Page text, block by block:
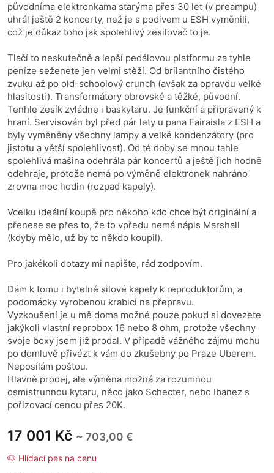
17 001 Kč ~ 703,00 €
🐶 Hlídací pes na cenu
původníma elektronkama starýma přes 30 let (v preampu)
uhrál ještě 2 koncerty, než je s podivem u ESH vyměnili,
což je důkaz toho jak spolehlivý zesilovač to je.
Tlačí to neskutečně a lepší pedálovou platformu za tyhle
peníze seženete jen velmi stěží. Od brilantního čistého
zvuku až po old-schoolový crunch (avšak za opravdu velké
hlasitosti). Transformátory obrovské a těžké, původní.
Tenhle zesík zvládne i baskytaru. Je funkční a připravený k
hraní. Servisován byl před pár lety u pana Fairaisla z ESH a
byly vyměněny všechny lampy a velké kondenzátory (pro
jistotu a větší spolehlivost). Od té doby se mnou tahle
spolehlivá mašina odehrála pár koncertů a ještě jich hodně
odehraje, protože nemá po výměně elektronek nahráno
zrovna moc hodin (rozpad kapely).
Vcelku ideální koupě pro někoho kdo chce být originální a
přenese se přes to, že to vpředu nemá nápis Marshall
(kdyby mělo, už by to někdo koupil).
Pro jakékoli dotazy mi napište, rád zodpovím.
Dám k tomu i bytelné silové kapely k reproduktorům, a
podomácky vyrobenou krabici na přepravu.
Vyzkoušení je u mě doma možné pouze pokud si dovezete
jakýkoli vlastní reprobox 16 nebo 8 ohm, protože všechny
svoje boxy jsem již prodal. V případě vážného zájmu mohu
po domluvě přivézt k vám do zkušebny po Praze Uberem.
Neposílám poštou.
Hlavně prodej, ale výměna možná za rozumnou
osmistrunnou kytaru, něco jako Schecter, nebo Ibanez s
pořizovací cenou přes 20K.